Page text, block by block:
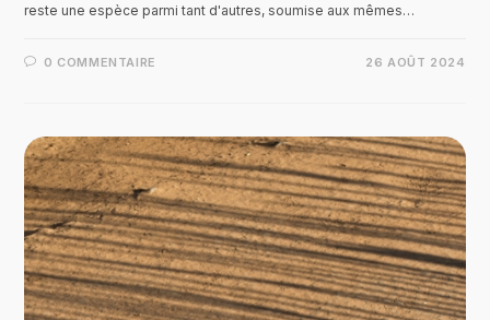
reste une espèce parmi tant d'autres, soumise aux mêmes…
0 COMMENTAIRE 26 AOÛT 2024